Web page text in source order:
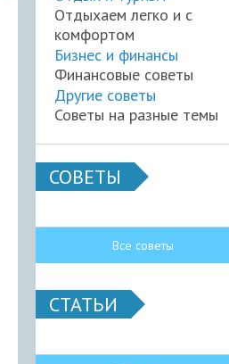
Отдыхаем легко и с
комфортом
Бизнес и финансы
Финансовые советы
Другие советы
Советы на разные темы
СОВЕТЫ
Все советы
СТАТЬИ